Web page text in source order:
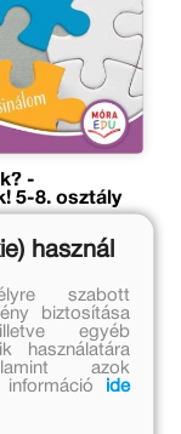
-
5-8. osztály
ár:
használ
szabott
biztosítása
egyéb
használatára
azok
információ
ide